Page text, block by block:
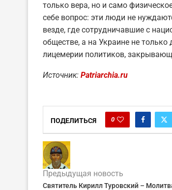
только вера, но и само
себе вопрос: эти люди не
везде, где сотрудничавшие с
обществе, а на Украине не только
лицемерии политиков,
Источник: Patriarchia.ru
ПОДЕЛИТЬСЯ 0
Предыдущая новость
Святитель Кирилл Туровский –